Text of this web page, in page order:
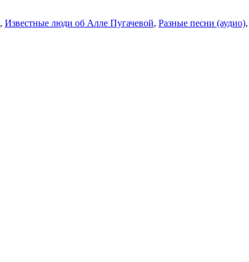
, Известные люди об Алле Пугачевой, Разные песни (аудио),